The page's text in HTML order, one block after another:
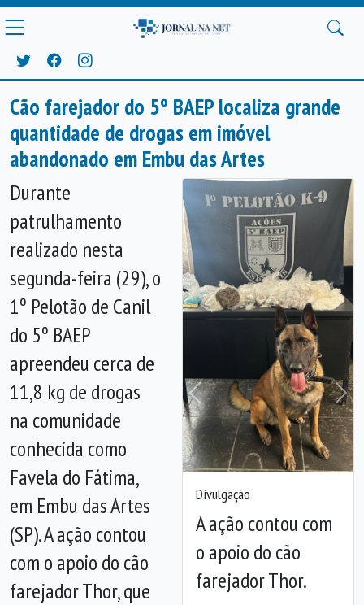
Cão farejador do 5º BAEP localiza grande
quantidade de drogas em imóvel
abandonado em Embu das Artes
Divulgação
A ação contou com
o apoio do cão
farejador Thor.
Anterior
Durante
patrulhamento
realizado nesta
segunda-feira (29), o
1º Pelotão de Canil
do 5º BAEP
apreendeu cerca de
11,8 kg de drogas
na comunidade
conhecida como
Favela do Fátima,
em Embu das Artes
(SP). A ação contou
com o apoio do cão
farejador Thor, que